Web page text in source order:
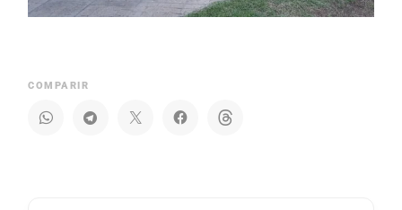
COMPARIR